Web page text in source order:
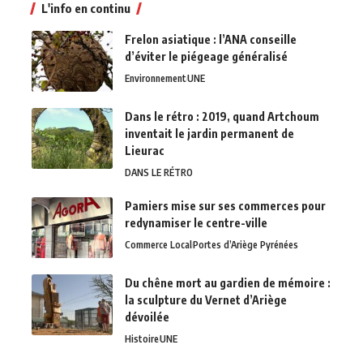
L'info en continu
Frelon asiatique : l’ANA conseille
d’éviter le piégeage généralisé
EnvironnementUNE
Dans le rétro : 2019, quand Artchoum
inventait le jardin permanent de
Lieurac
DANS LE RÉTRO
Pamiers mise sur ses commerces pour
redynamiser le centre-ville
Commerce LocalPortes d’Ariège Pyrénées
Du chêne mort au gardien de mémoire :
la sculpture du Vernet d’Ariège
dévoilée
HistoireUNE